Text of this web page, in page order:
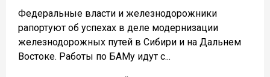
Федеральные власти и железнодорожники
рапортуют об успехах в деле модернизации
железнодорожных путей в Сибири и на Дальнем
Востоке. Работы по БАМу идут с...